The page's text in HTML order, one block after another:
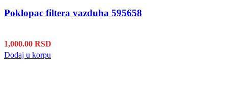
Poklopac filtera vazduha 595658
1,000.00 RSD
Dodaj u korpu